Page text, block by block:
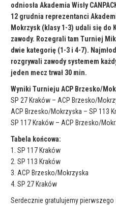
odniosła Akademia Wisły
12 grudnia reprezentanci
Mokrzysk (klasy 1-3) udali się do
zawody. Rozegrali tam Turniej
dwie kategorię (1-3 i 4-7).
rozgrywali zawody systemem
jeden mecz trwał 30 min.
Wyniki Turnieju ACP Brzesko/
SP 27 Kraków – ACP Brzesko/
ACP Brzesko/Mokrzyska – SP 113
SP 117 Kraków – ACP Brzesko/
Tabela końcowa:
1. SP 117 Kraków
2. SP 113 Kraków
3. ACP Brzesko/Mokrzyska
4. SP 27 Kraków
Serdecznie gratulujemy